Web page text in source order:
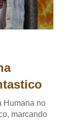
Humana no
marcando